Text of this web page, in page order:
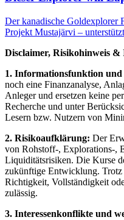
Der kanadische Goldexplorer
Projekt Mustajärvi –
Disclaimer, Risikohinweis &
1. Informationsfunktion und
noch eine Finanzanalyse,
Anleger und ersetzen keine
Recherche und unter
Lesern bzw. Nutzern von
2. Risikoaufklärung: Der
von Rohstoff-, Explorations-,
Liquiditätsrisiken. Die Kurse
zukünftige Entwicklung. Trotz
Richtigkeit, Vollständigkeit
zulässig.
3. Interessenkonflikte und